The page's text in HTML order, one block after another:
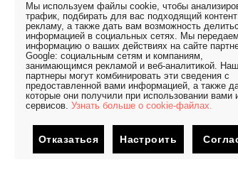
Мы используем файлы cookie, чтобы
трафик, подбирать для вас подходящий
рекламу, а также дать вам возможность
информацией в социальных сетях. Мы передаем
информацию о ваших действиях на сайте
Google: социальным сетям и компаниям,
занимающимся рекламой и веб-аналитикой.
партнеры могут комбинировать эти сведения с
предоставленной вами информацией, а также
которые они получили при использовании вами
сервисов. Узнать больше о cookie-файлах.
Отказаться Настроить